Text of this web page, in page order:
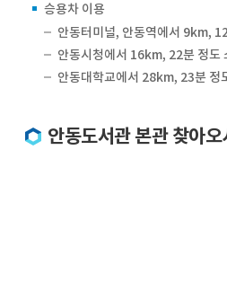
승용차 이용
안동터미널, 안동역에서 9km,
안동시청에서 16km, 22분 정도
안동대학교에서 28km, 23분 정
안동도서관 본관 찾아오